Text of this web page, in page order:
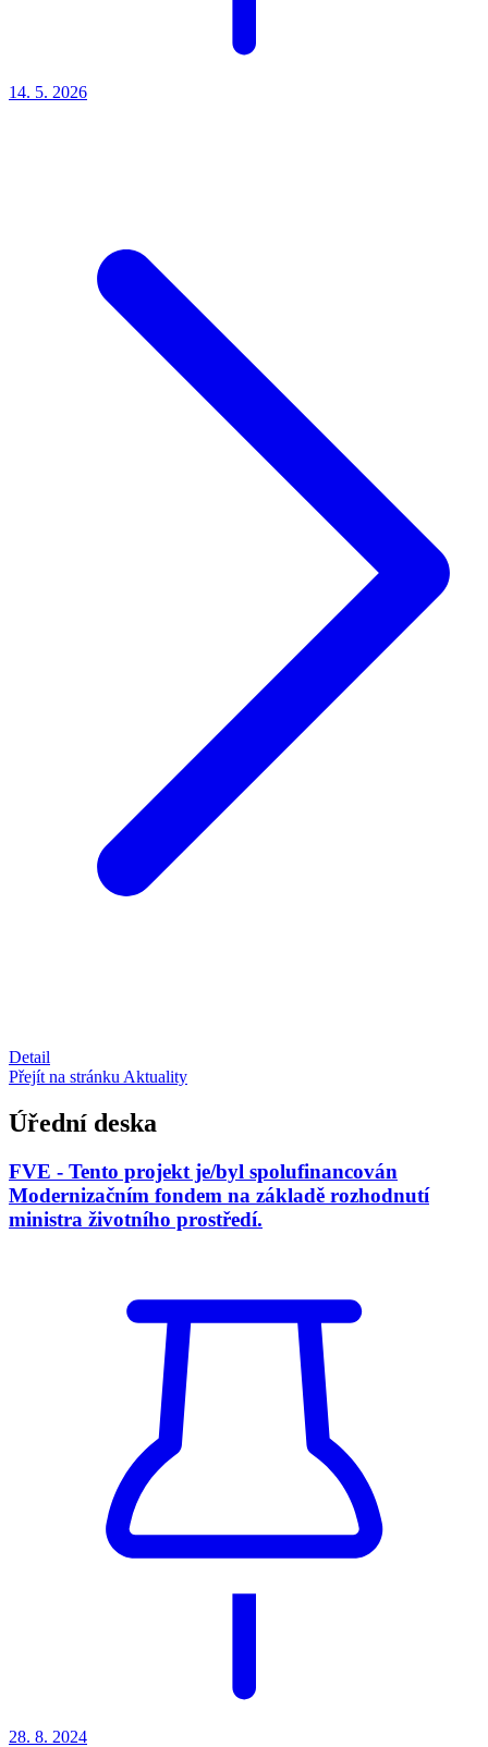
14. 5. 2026
Detail
Přejít na stránku Aktuality
Úřední deska
FVE - Tento projekt je/byl spolufinancován
Modernizačním fondem na základě rozhodnutí
ministra životního prostředí.
28. 8. 2024